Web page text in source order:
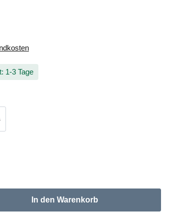
1-3 Tage
den gewünschten Wert ein
In den Warenkorb